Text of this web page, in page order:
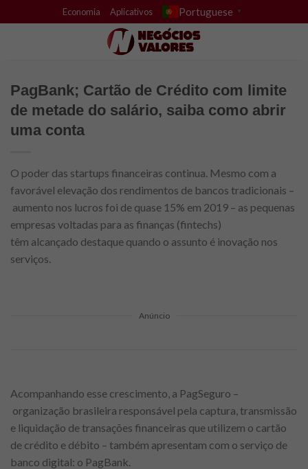
to
Economia Aplicativos Portuguese ▼
PagBank; Cartão de Crédito com limite
de metade do salário, saiba como abrir
uma conta
O poder das startups financeiras continua. Mesmo com a
favorável elevação dos rendimentos de bancos tradicionais –
aumento nos lucros foi de quase 15% em 2019 – as pequenas
empresas voltadas para as finanças (fintechs)
têm alcançado destaque quando o assunto é inovação nos
serviços.
Anúncio
Acompanhando esse crescimento, a PagSeguro –
organização brasileira responsável pela captura, transmissão
e liquidação de transações financeiras que utilizem o cartão
de crédito e débito – também apresentam com o serviço de
banco digital: o PagBank.